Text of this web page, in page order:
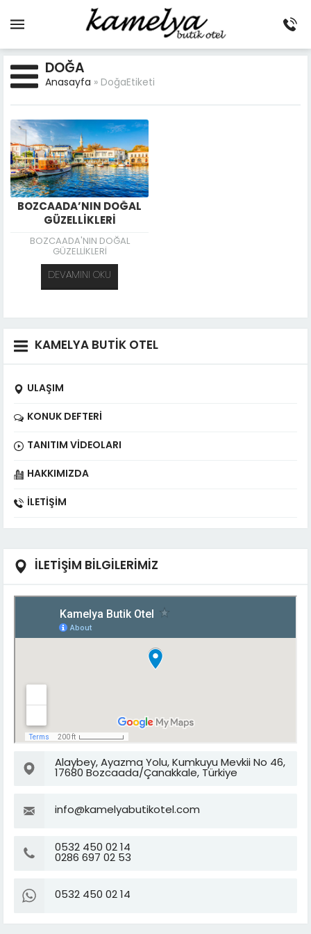
DOĞA
Anasayfa » DoğaEtiketi
BOZCAADA’NIN DOĞAL
GÜZELLİKLERİ
BOZCAADA'NIN DOĞAL
GÜZELLİKLERİ
DEVAMINI OKU
KAMELYA BUTİK OTEL
ULAŞIM
KONUK DEFTERI
TANITIM VIDEOLARI
HAKKIMIZDA
İLETIŞIM
İLETİŞİM BİLGİLERİMİZ
Alaybey, Ayazma Yolu, Kumkuyu Mevkii No 46,
17680 Bozcaada/Çanakkale, Türkiye
info@kamelyabutikotel.com
0532 450 02 14
0286 697 02 53
0532 450 02 14